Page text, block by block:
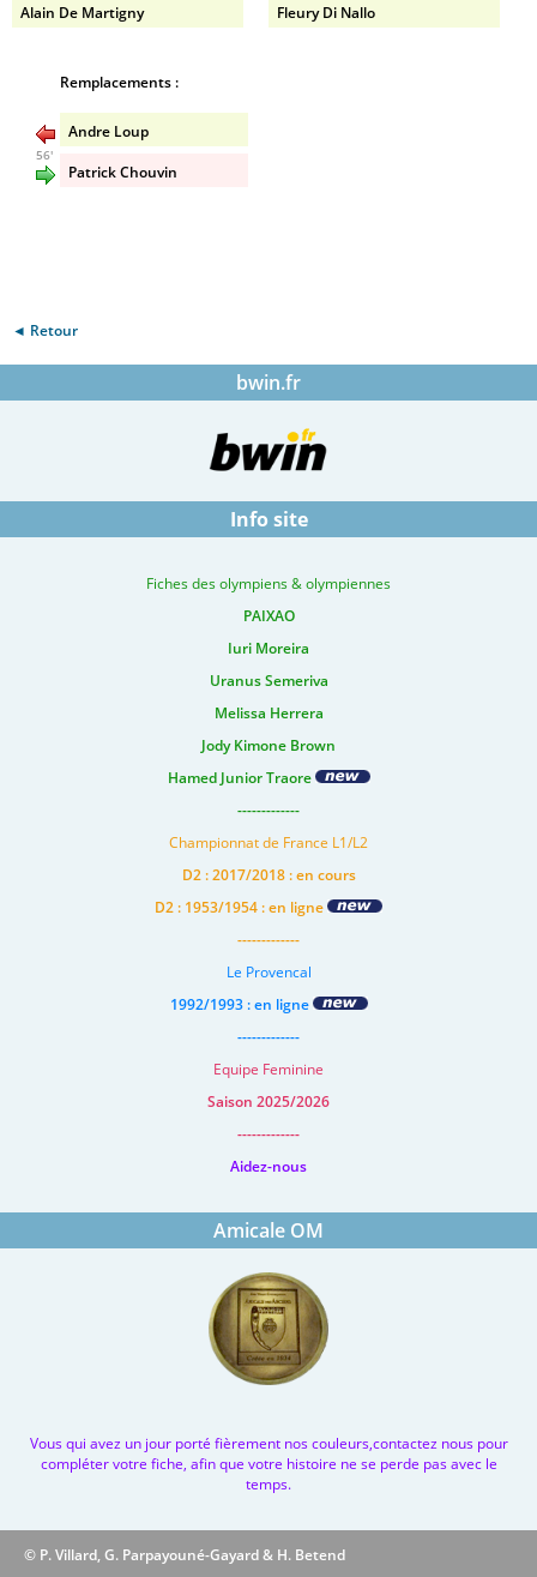
Alain De Martigny
Fleury Di Nallo
Remplacements :
Andre Loup
56'
Patrick Chouvin
◄ Retour
bwin.fr
Info site
Fiches des olympiens & olympiennes
PAIXAO
Iuri Moreira
Uranus Semeriva
Melissa Herrera
Jody Kimone Brown
Hamed Junior Traore
-------------
Championnat de France L1/L2
D2 : 2017/2018 : en cours
D2 : 1953/1954 : en ligne
-------------
Le Provencal
1992/1993 : en ligne
-------------
Equipe Feminine
Saison 2025/2026
-------------
Aidez-nous
Amicale OM
Vous qui avez un jour porté fièrement nos couleurs,contactez nous pour
compléter votre fiche, afin que votre histoire ne se perde pas avec le
temps.
© P. Villard, G. Parpayouné-Gayard & H. Betend